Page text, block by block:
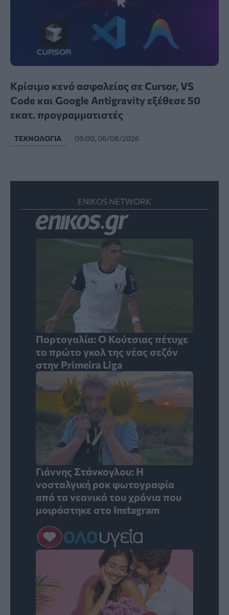
Κρίσιμο κενό ασφαλείας σε Cursor, VS
Code και Google Antigravity εξέθεσε 50
εκατ. προγραμματιστές
ΤΕΧΝΟΛΟΓΊΑ 09:00, 06/08/2026
ENIKOS NETWORK
Πορτογαλία: Ο Κούτσιας πέτυχε
το πρώτο γκολ της νέας σεζόν
στην Primeira Liga
Γιάννης Στάνκογλου: Η
νοσταλγική ροκ φωτογραφία
από τα νεανικά του χρόνια που
μοιράστηκε στο Instagram